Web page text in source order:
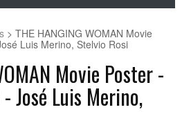
> THE HANGING WOMAN Movie
Luis Merino, Stelvio Rosi
Movie Poster -
José Luis Merino,